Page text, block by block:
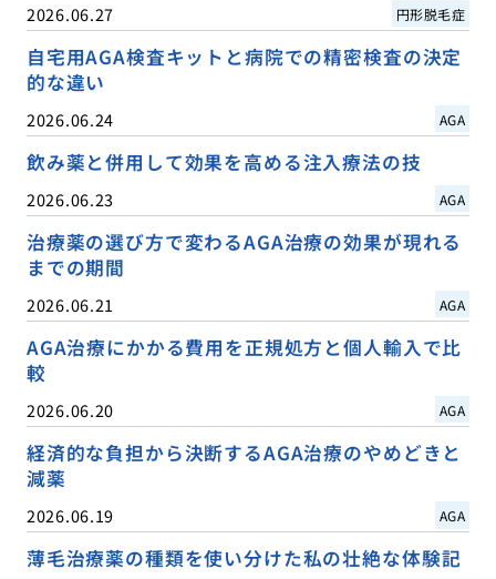
2026.06.27 円形脱毛症
自宅用AGA検査キットと病院での精密検査の決定
的な違い
2026.06.24 AGA
飲み薬と併用して効果を高める注入療法の技
2026.06.23 AGA
治療薬の選び方で変わるAGA治療の効果が現れる
までの期間
2026.06.21 AGA
AGA治療にかかる費用を正規処方と個人輸入で比
較
2026.06.20 AGA
経済的な負担から決断するAGA治療のやめどきと
減薬
2026.06.19 AGA
薄毛治療薬の種類を使い分けた私の壮絶な体験記